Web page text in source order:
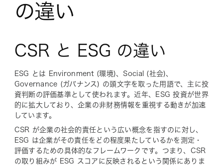
の違い
CSR と ESG の違い
ESG とは Environment (環境)、Social (社会)、
Governance (ガバナンス) の頭文字を取った用語で、主に投
資判断の評価基準として使われます。近年、ESG 投資が世界
的に拡大しており、企業の非財務情報を重視する動きが加速
しています。
CSR が企業の社会的責任という広い概念を指すのに対し、
ESG は企業がその責任をどの程度果たしているかを測定・
評価するための具体的なフレームワークです。つまり、CSR
の取り組みが ESG スコアに反映されるという関係にありま